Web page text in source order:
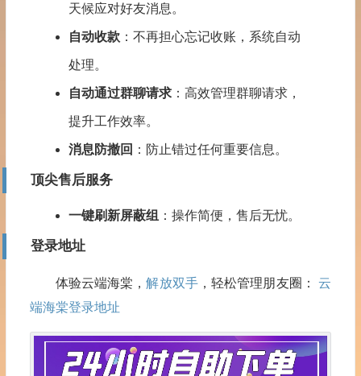
天候应对好友消息。
自动收款：不再担心忘记收账，系统自动
处理。
自动通过群聊请求：高效管理群聊请求，
提升工作效率。
消息防撤回 ：防止错过任何重要信息。
顶尖售后服务
一键刷新屏蔽组 ：操作简便，售后无忧。
登录地址
体验云端海棠，解放双手，轻松管理朋友圈： 云
端海棠登录地址